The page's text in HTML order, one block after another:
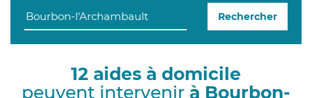
g
Rechercher
12 aides à domicile
peuvent intervenir à Bourbon-